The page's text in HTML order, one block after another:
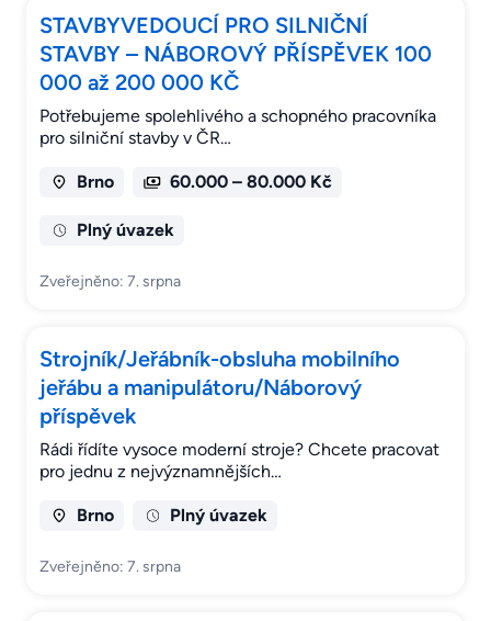
STAVBYVEDOUCÍ PRO SILNIČNÍ
STAVBY – NÁBOROVÝ PŘÍSPĚVEK 100
000 až 200 000 KČ
Potřebujeme spolehlivého a schopného pracovníka
pro silniční stavby v ČR…
Brno 60.000 – 80.000 Kč
Plný úvazek
Zveřejněno: 7. srpna
Strojník/Jeřábník-obsluha mobilního
jeřábu a manipulátoru/Náborový
příspěvek
Rádi řídíte vysoce moderní stroje? Chcete pracovat
pro jednu z nejvýznamnějších…
Brno Plný úvazek
Zveřejněno: 7. srpna